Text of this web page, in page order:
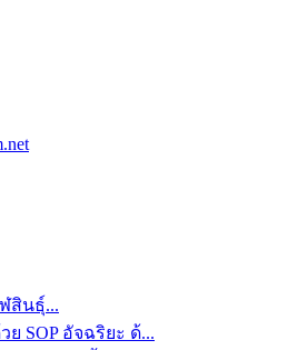
สินธุ์...
SOP อัจฉริยะ ด้...